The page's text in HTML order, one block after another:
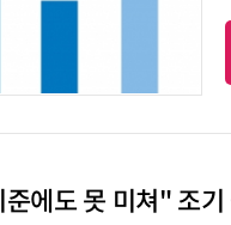
에도 못 미쳐" 조